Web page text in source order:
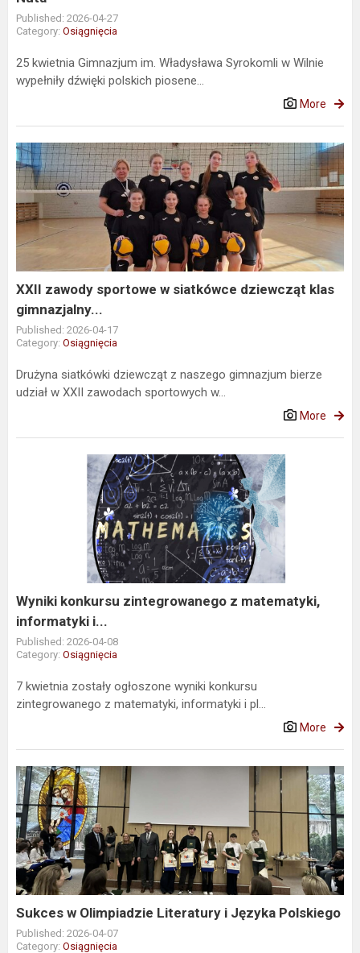
Published: 2026-04-27
Category: Osiągnięcia
25 kwietnia Gimnazjum im. Władysława Syrokomli w Wilnie
wypełniły dźwięki polskich piosene...
More
XXII
zawody
sportowe
w
siatkówce
dziewcząt
klas
gimnazjalny...
XXII zawody sportowe w siatkówce dziewcząt klas
gimnazjalny...
Published: 2026-04-17
Category: Osiągnięcia
Drużyna siatkówki dziewcząt z naszego gimnazjum bierze
udział w XXII zawodach sportowych w...
More
zintegrowanego
Wyniki konkursu zintegrowanego z matematyki,
informatyki i...
Published: 2026-04-08
Category: Osiągnięcia
7 kwietnia zostały ogłoszone wyniki konkursu
zintegrowanego z matematyki, informatyki i pl...
More
Sukces
w
Olimpiadzie
Literatury
i
Języka
Polskiego
Sukces w Olimpiadzie Literatury i Języka Polskiego
Published: 2026-04-07
Category: Osiągnięcia